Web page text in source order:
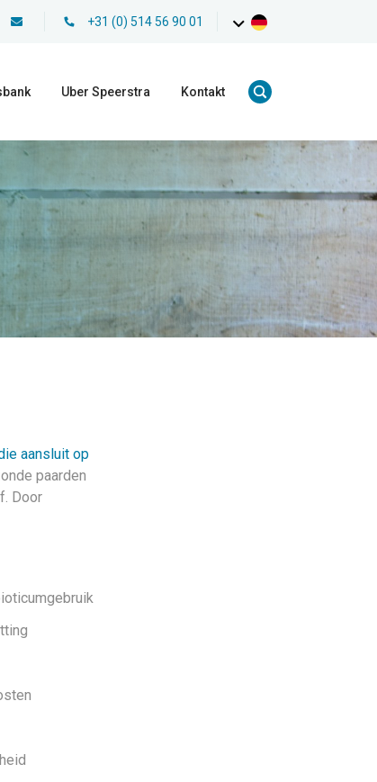
+31 (0) 514 56 90 01
Uber Speerstra Kontakt
aansluit op
paarden
Door